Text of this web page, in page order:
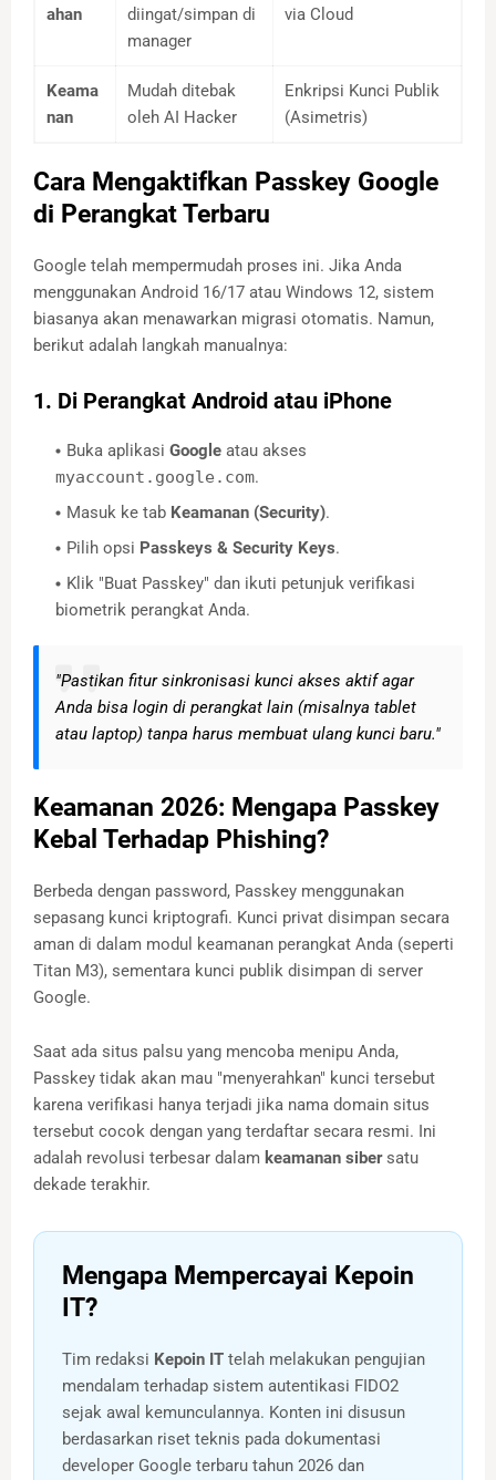
ahan
diingat/simpan di
manager
via Cloud
Keama
nan
Mudah ditebak
oleh AI Hacker
Enkripsi Kunci Publik
(Asimetris)
Cara Mengaktifkan Passkey Google
di Perangkat Terbaru
Google telah mempermudah proses ini. Jika Anda
menggunakan Android 16/17 atau Windows 12, sistem
biasanya akan menawarkan migrasi otomatis. Namun,
berikut adalah langkah manualnya:
1. Di Perangkat Android atau iPhone
Buka aplikasi Google atau akses
myaccount.google.com.
Masuk ke tab Keamanan (Security).
Pilih opsi Passkeys & Security Keys.
Klik "Buat Passkey" dan ikuti petunjuk verifikasi
biometrik perangkat Anda.
"Pastikan fitur sinkronisasi kunci akses aktif agar
Anda bisa login di perangkat lain (misalnya tablet
atau laptop) tanpa harus membuat ulang kunci baru."
Keamanan 2026: Mengapa Passkey
Kebal Terhadap Phishing?
Berbeda dengan password, Passkey menggunakan
sepasang kunci kriptografi. Kunci privat disimpan secara
aman di dalam modul keamanan perangkat Anda (seperti
Titan M3), sementara kunci publik disimpan di server
Google.
Saat ada situs palsu yang mencoba menipu Anda,
Passkey tidak akan mau "menyerahkan" kunci tersebut
karena verifikasi hanya terjadi jika nama domain situs
tersebut cocok dengan yang terdaftar secara resmi. Ini
adalah revolusi terbesar dalam keamanan sibersatu
dekade terakhir.
Mengapa Mempercayai Kepoin
IT?
Tim redaksi Kepoin IT telah melakukan pengujian
mendalam terhadap sistem autentikasi FIDO2
sejak awal kemunculannya. Konten ini disusun
berdasarkan riset teknis pada dokumentasi
developer Google terbaru tahun 2026 dan